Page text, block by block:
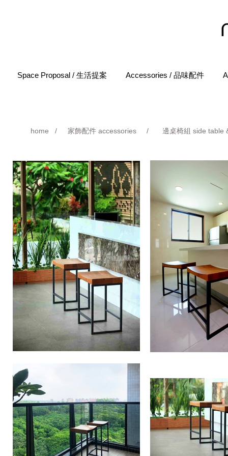
Space Proposal / 生活提案 Accessories / 品味配件
home / 家飾配件 accessories / 邊桌椅組 side table